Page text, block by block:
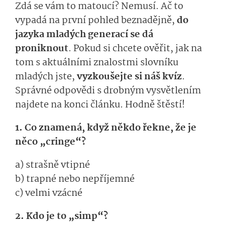
Zdá se vám to matoucí? Nemusí. Ač to
vypadá na první pohled beznadějně,do
jazyka mladých generací se dá
proniknout. Pokud si chcete ověřit, jak na
tom s aktuálními znalostmi slovníku
mladých jste,vyzkoušejte si náš kvíz.
Správné odpovědi s drobným vysvětlením
najdete na konci článku. Hodně štěstí!
1. Co znamená, když někdo řekne, že je
něco „cringe“?
a) strašně vtipné
b) trapné nebo nepříjemné
c) velmi vzácné
2. Kdo je to „simp“?